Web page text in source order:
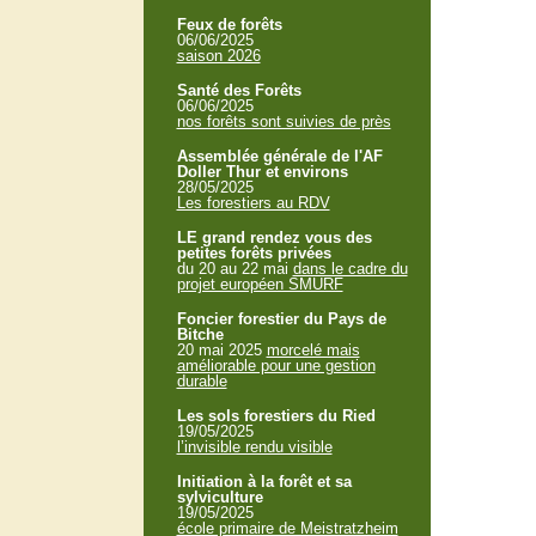
Feux de forêts
06/06/2025
saison 2026
Santé des Forêts
06/06/2025
nos forêts sont suivies de près
Assemblée générale de l'AF
Doller Thur et environs
28/05/2025
Les forestiers au RDV
LE grand rendez vous des
petites forêts privées
du 20 au 22 mai dans le cadre du
projet européen SMURF
Foncier forestier du Pays de
Bitche
20 mai 2025 morcelé mais
améliorable pour une gestion
durable
Les sols forestiers du Ried
19/05/2025
l’invisible rendu visible
Initiation à la forêt et sa
sylviculture
19/05/2025
école primaire de Meistratzheim